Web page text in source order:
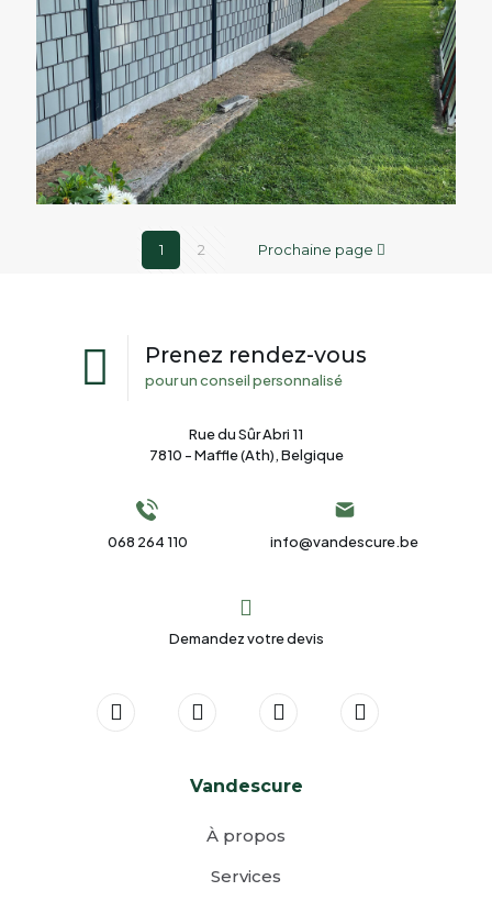
1 2 Prochaine page
pour un conseil personnalisé
Prenez rendez-vous
Rue du Sûr Abri 11
7810 - Maffle (Ath), Belgique
068 264 110 info@vandescure.be
Demandez votre devis
Vandescure
À propos
Services